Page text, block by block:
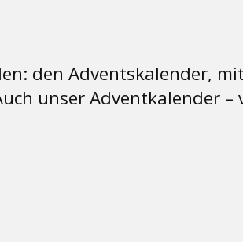
den Adventskalender,
unser Adventkalender –